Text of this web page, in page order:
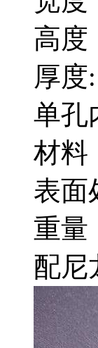
高度
厚度:
单孔
材料
表面
重量
配尼